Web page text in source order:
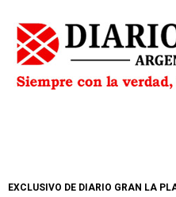
EXCLUSIVO DE DIARIO GRAN LA